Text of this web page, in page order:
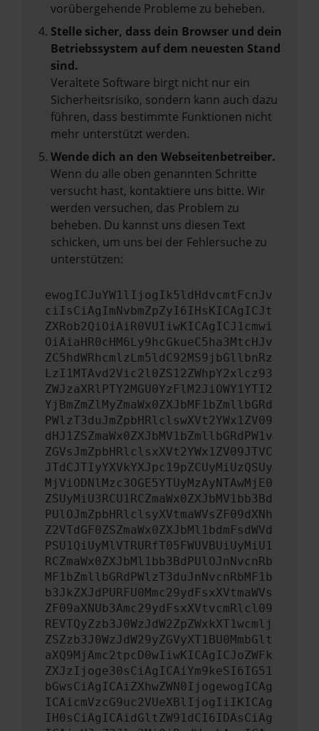
vorübergehende Probleme zu beheben.
Stelle sicher, dass dein Browser und dein
Betriebssystem auf dem neuesten Stand
sind.
Veraltete Software birgt nicht nur ein
Sicherheitsrisiko, sondern kann auch dazu
führen, dass bestimmte Funktionen nicht
mehr unterstützt werden.
Wende dich an den Webseitenbetreiber.
Wenn du alle oben genannten Schritte
versucht hast, kontaktiere uns bitte. Wir
werden versuchen, das Problem zu
beheben. Du kannst uns diesen Text
schicken, um uns bei der Fehlersuche zu
unterstützen:
ewogICJuYW1lIjogIk5ldHdvcmtFcnJv
ciIsCiAgImNvbmZpZyI6IHsKICAgICJt
ZXRob2QiOiAiR0VUIiwKICAgICJ1cmwi
OiAiaHR0cHM6Ly9hcGkueC5ha3MtcHJv
ZC5hdWRhcmlzLm5ldC92MS9jbGllbnRz
LzI1MTAvd2Vic2l0ZS12ZWhpY2xlcz93
ZWJzaXRlPTY2MGU0YzFlM2JiOWY1YTI2
YjBmZmZlMyZmaWx0ZXJbMF1bZmllbGRd
PWlzT3duJmZpbHRlclswXVt2YWx1ZV09
dHJ1ZSZmaWx0ZXJbMV1bZmllbGRdPW1v
ZGVsJmZpbHRlclsxXVt2YWx1ZV09JTVC
JTdCJTIyYXVkYXJpc19pZCUyMiUzQSUy
MjViODNlMzc3OGE5YTUyMzAyNTAwMjE0
ZSUyMiU3RCU1RCZmaWx0ZXJbMV1bb3Bd
PUlOJmZpbHRlclsyXVtmaWVsZF09dXNh
Z2VTdGF0ZSZmaWx0ZXJbMl1bdmFsdWVd
PSU1QiUyMlVTRURfT05FWUVBUiUyMiU1
RCZmaWx0ZXJbMl1bb3BdPUlOJnNvcnRb
MF1bZmllbGRdPWlzT3duJnNvcnRbMF1b
b3JkZXJdPURFU0Mmc29ydFsxXVtmaWVs
ZF09aXNUb3Amc29ydFsxXVtvcmRlcl09
REVTQyZzb3J0WzJdW2ZpZWxkXT1wcmlj
ZSZzb3J0WzJdW29yZGVyXT1BU0MmbGlt
aXQ9MjAmc2tpcD0wIiwKICAgICJoZWFk
ZXJzIjoge30sCiAgICAiYm9keSI6IG51
bGwsCiAgICAiZXhwZWN0IjogewogICAg
ICAicmVzcG9uc2VUeXBlIjogIiIKICAg
IH0sCiAgICAidGltZW91dCI6IDAsCiAg